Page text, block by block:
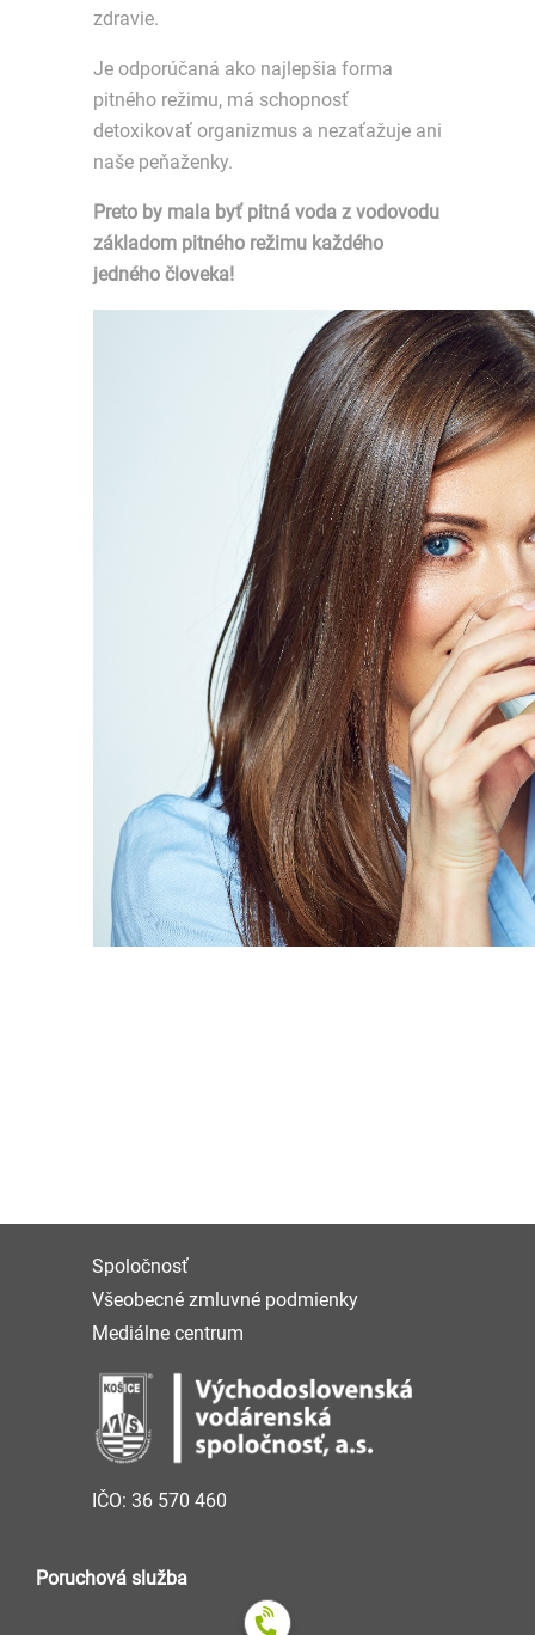
zdravie.
Je odporúčaná ako najlepšia forma
pitného režimu, má schopnosť
detoxikovať organizmus a nezaťažuje ani
naše peňaženky.
Preto by mala byť pitná voda z vodovodu
základom pitného režimu každého
jedného človeka!
Spoločnosť
Všeobecné zmluvné podmienky
Mediálne centrum
IČO: 36 570 460
Poruchová služba